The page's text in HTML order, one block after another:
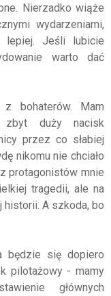
Nierzadko wiąże
wydarzeniami,
lepiej. Jeśli lubicie
warto dać
bohaterów. Mam
zbyt duży nacisk
przez co słabiej
nikomu nie chciało
protagonistów mnie
tragedii, ale na
historii. A szkoda, bo
będzie się dopiero
pilotażowy - mamy
głównych